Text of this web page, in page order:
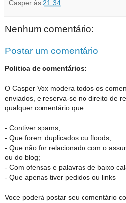
Casper às 21:34
Nenhum comentário:
Postar um comentário
Politica de comentários:
O Casper Vox modera todos os
enviados, e reserva-se no direito de
qualquer comentário que:
- Contiver spams;
- Que forem duplicados ou floods;
- Que não for relacionado com o
ou do blog;
- Com ofensas e palavras de baixo
- Que apenas tiver pedidos ou links
Voce poderá postar seu comentário